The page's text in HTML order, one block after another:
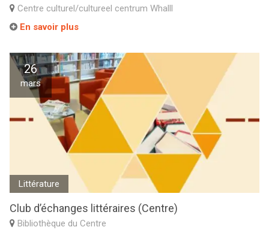
Centre culturel/cultureel centrum Whalll
En savoir plus
26
mars
Littérature
Club d’échanges littéraires (Centre)
Bibliothèque du Centre